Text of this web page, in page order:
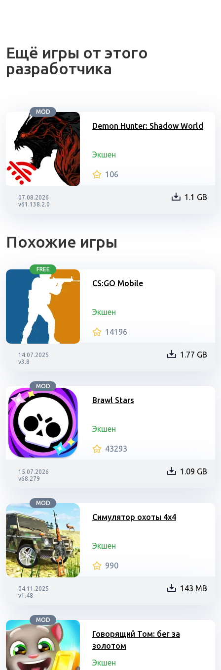
Ещё игры от этого
разработчика
MOD
Demon Hunter: Shadow World
Экшен
106
07.08.2026
v61.138.2.0
1.1 GB
Похожие игры
FREE
CS:GO Mobile
Экшен
14196
14.07.2025
v3.8
1.77 GB
MOD
Brawl Stars
Экшен
43293
15.07.2026
v68.279
1.09 GB
MOD
Симулятор охоты 4х4
Экшен
990
04.11.2025
v1.48
143 MB
MOD
Говорящий Том: бег за
золотом
Экшен